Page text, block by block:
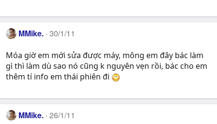
MMike. 30/1/11
Móa giờ em mới sửa được máy, mông em đây bác làm
gì thì làm dù sao nó cũng k nguyên vẹn rồi, bác cho em
thêm tí info em thái phiên đi
MMike. 26/1/11